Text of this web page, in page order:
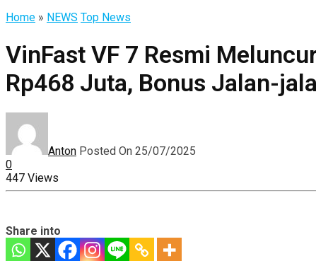
Home » NEWS Top News
VinFast VF 7 Resmi
Rp468 Juta, Bonus Jalan-
Anton Posted On 25/07/2025
0
447 Views
Share into